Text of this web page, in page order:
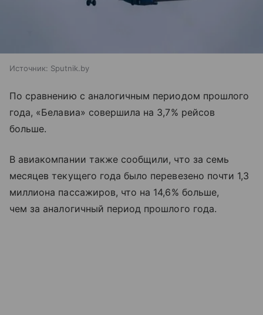
Источник: Sputnik.by
По сравнению с аналогичным периодом прошлого
года, «Белавиа» совершила на 3,7% рейсов
больше.
В авиакомпании также сообщили, что за семь
месяцев текущего года было перевезено почти 1,3
миллиона пассажиров, что на 14,6% больше,
чем за аналогичный период прошлого года.